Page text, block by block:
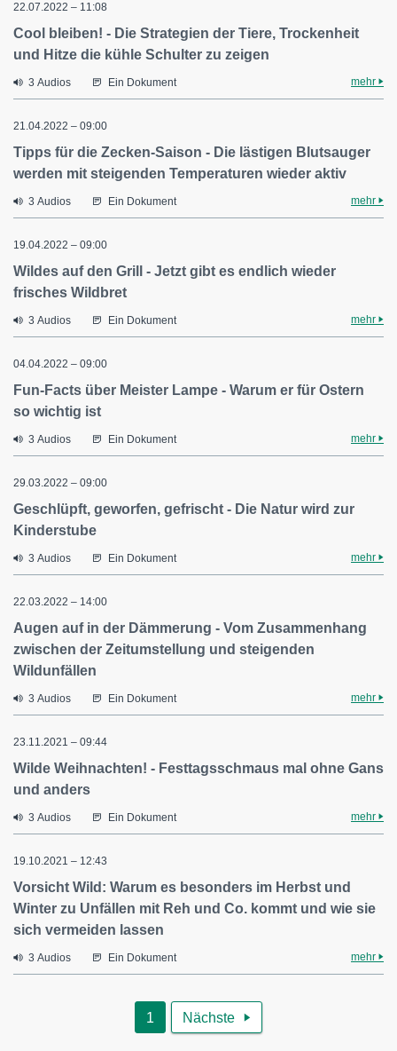
22.07.2022 – 11:08
Cool bleiben! - Die Strategien der Tiere, Trockenheit
und Hitze die kühle Schulter zu zeigen
3 Audios Ein Dokument mehr
21.04.2022 – 09:00
Tipps für die Zecken-Saison - Die lästigen Blutsauger
werden mit steigenden Temperaturen wieder aktiv
3 Audios Ein Dokument mehr
19.04.2022 – 09:00
Wildes auf den Grill - Jetzt gibt es endlich wieder
frisches Wildbret
3 Audios Ein Dokument mehr
04.04.2022 – 09:00
Fun-Facts über Meister Lampe - Warum er für Ostern
so wichtig ist
3 Audios Ein Dokument mehr
29.03.2022 – 09:00
Geschlüpft, geworfen, gefrischt - Die Natur wird zur
Kinderstube
3 Audios Ein Dokument mehr
22.03.2022 – 14:00
Augen auf in der Dämmerung - Vom Zusammenhang
zwischen der Zeitumstellung und steigenden
Wildunfällen
3 Audios Ein Dokument mehr
23.11.2021 – 09:44
Wilde Weihnachten! - Festtagsschmaus mal ohne Gans
und anders
3 Audios Ein Dokument mehr
19.10.2021 – 12:43
Vorsicht Wild: Warum es besonders im Herbst und
Winter zu Unfällen mit Reh und Co. kommt und wie sie
sich vermeiden lassen
3 Audios Ein Dokument mehr
1 Nächste 